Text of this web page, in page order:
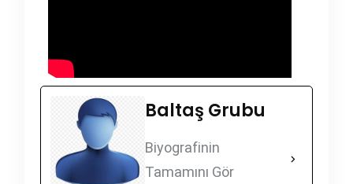
Baltaş Grubu
Biyografinin
Tamamını Gör